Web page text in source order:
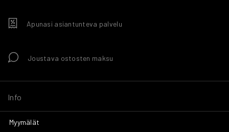
Apunasi asiantunteva palvelu
Joustava ostosten maksu
Info
Myymälät